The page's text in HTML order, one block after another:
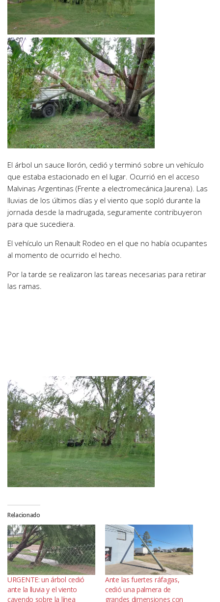
El árbol un sauce llorón, cedió y terminó sobre un vehículo
que estaba estacionado en el lugar. Ocurrió en el acceso
Malvinas Argentinas (Frente a electromecánica Jaurena). Las
lluvias de los últimos días y el viento que sopló durante la
jornada desde la madrugada, seguramente contribuyeron
para que sucediera.
El vehículo un Renault Rodeo en el que no había ocupantes
al momento de ocurrido el hecho.
Por la tarde se realizaron las tareas necesarias para retirar
las ramas.
Relacionado
URGENTE: un árbol cedió
ante la lluvia y el viento
cayendo sobre la línea
Ante las fuertes ráfagas,
cedió una palmera de
grandes dimensiones con